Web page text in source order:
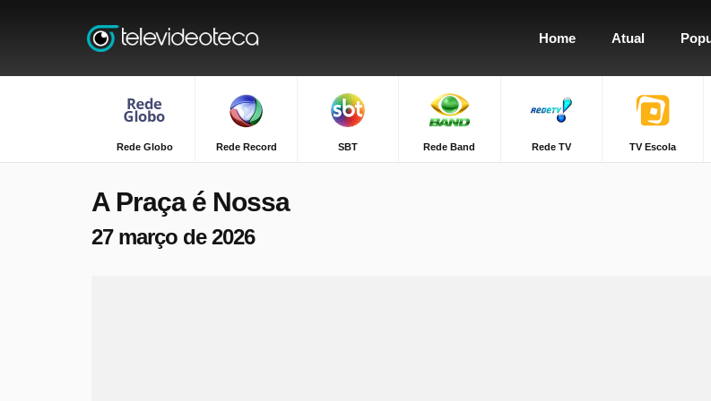
Home Atual
Rede Globo Rede Record SBT Rede Band Rede TV TV Escola
A Praça é Nossa
27 março de 2026